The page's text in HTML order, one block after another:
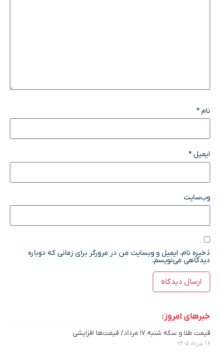
نام*
ایمیل*
وب‌سایت
ذخیره نام، ایمیل و وبسایت من در مرورگر برای زمانی که دوباره
دیدگاهی می‌نویسم.
خبرهای امروز:
قیمت طلا و سکه شنبه ۱۷ مرداد/ قیمت‌ها افزایشی
۱۶ مرداد ۱۴۰۵